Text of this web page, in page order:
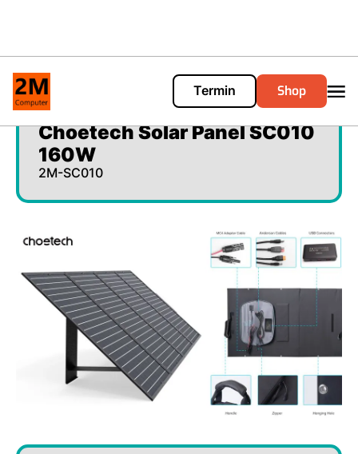
Termin Shop
Choetech Solar Panel SC010
160W
2M-SC010